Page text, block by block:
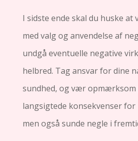
I sidste ende skal du huske
med valg og anvendelse af
undgå eventuelle negative
helbred. Tag ansvar for dine
sundhed, og vær opmærksom
langsigtede konsekvenser
men også sunde negle i